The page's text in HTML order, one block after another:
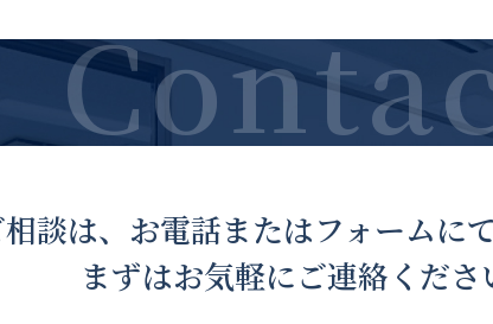
談は、お電話またはフォームに
まずはお気軽にご連絡くださ